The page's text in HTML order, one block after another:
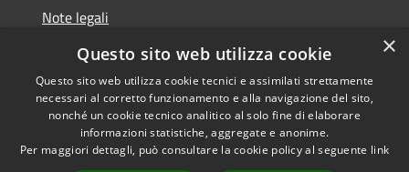
Note legali
Dichiarazione di accessibilità
Accessibilità
Copyright © 2026 • Comune di
Ferno • Powered by
×
Questo sito web utilizza cookie
Questo sito web utilizza cookie tecnici e assimilati strettamente
necessari al corretto funzionamento e alla navigazione del sito,
nonché un cookie tecnico analitico al solo fine di elaborare
informazioni statistiche, aggregate e anonime.
Per maggiori dettagli, può consultare la cookie policy al seguente link